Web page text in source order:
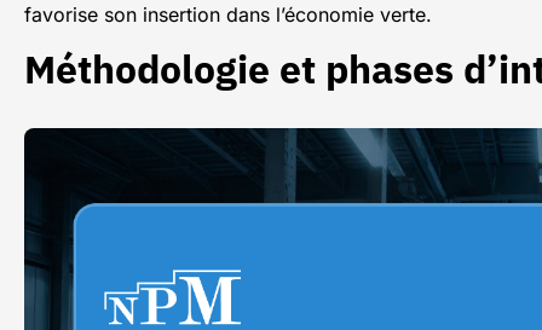
favorise son insertion dans l’économie verte.
Méthodologie et phases